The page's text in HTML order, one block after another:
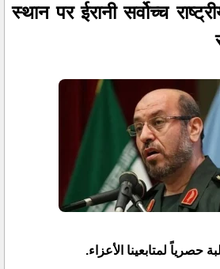
स्थान पर ईरानी सर्वोच्च
لمتابعينا الأعزاء.